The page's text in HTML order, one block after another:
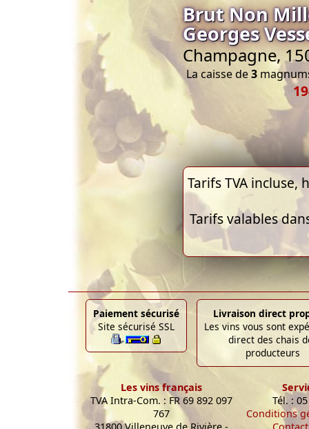
Brut Non
Georges
Champagne,
La caisse de3
Tarifs TVA
Tarifs valables
Paiement sécurisé
Site sécurisé SSL
Livraison direct
Les vins vous sont
direct des chais
producteurs
Les vins français
TVA Intra-Com. : FR 69 892 097
767
31800 Villeneuve de Rivière -
Tél. :
Conditions
Contact